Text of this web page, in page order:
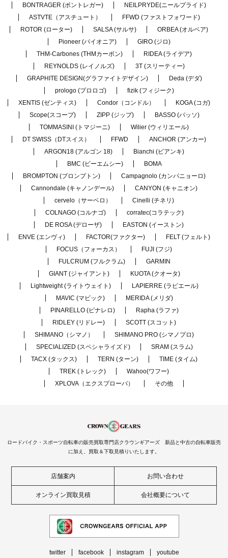
BONTRAGER (ボントレガー)
NEILPRYDE(ニールプライド)
ASTVTE（アスチュート）
FFWD (ファストフォワード)
ROTOR (ローター)
SALSA (サルサ)
ORBEA (オルベア)
Pioneer (パイオニア)
GIRO (ジロ)
THM-Carbones (THMカーボン)
RIDEA (ライデア)
REYNOLDS (レイノルズ)
3T (スリーティー)
GRAPHITE DESIGN(グラファイトデザイン)
Deda (デダ)
prologo (プロロゴ)
fizik (フィジーク)
XENTIS (ゼンティス)
Condor（コンドル）
KOGA (コガ)
Scope(スコープ)
ZIPP (ジップ)
BASSO (バッソ)
TOMMASINI (トマジーニ)
Wilier (ウィリエール)
DT SWISS（DTスイス）
FFWD
ANCHOR (アンカー)
ARGON18 (アルゴン 18)
Bianchi (ビアンキ)
BMC (ビーエムシー)
BOMA
BROMPTON (ブロンプトン)
Campagnolo (カンパニョーロ)
Cannondale (キャノンデール)
CANYON (キャニオン)
cervelo（サーベロ）
Cinelli (チネリ)
COLNAGO (コルナゴ)
corratec(コラテック)
DE ROSA (デローザ)
EASTON (イーストン)
ENVE (エンヴィ)
FACTOR(ファクター)
FELT (フェルト)
FOCUS（フォーカス）
FUJI (フジ)
FULCRUM (フルクラム)
GARMIN
GIANT (ジャイアント)
KUOTA (クオータ)
Lightweight (ライトウェイト)
LAPIERRE (ラピエール)
MAVIC (マビック)
MERIDA (メリダ)
PINARELLO (ピナレロ)
Rapha (ラファ)
RIDLEY (リドレー)
SCOTT (スコット)
SHIMANO（シマノ）
SHIMANO PRO (シマノプロ)
SPECIALIZED (スペシャライズド)
SRAM (スラム)
TACX (タックス)
TERN (ターン)
TIME (タイム)
TREK (トレック)
Wahoo(ワフー)
XPLOVA（エクスプローバ）
その他
ロードバイク・スポーツ自転車の販売買取専門店クラウンギアーズ 新品と中古の自転車販売
に加え、買取＆下取見積りいたします。
店舗案内 お問い合わせ
オンライン買取見積 会社概要について
twitter facebook instagram youtube